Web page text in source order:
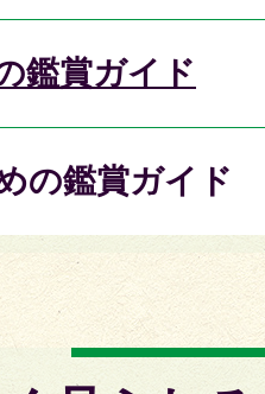
鑑賞ガイド
の鑑賞ガイド